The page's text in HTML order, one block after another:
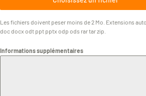
Les fichiers doivent peser moins de 2 Mo. Extensions
doc docx odt ppt pptx odp ods rar tar zip.
Informations supplémentaires